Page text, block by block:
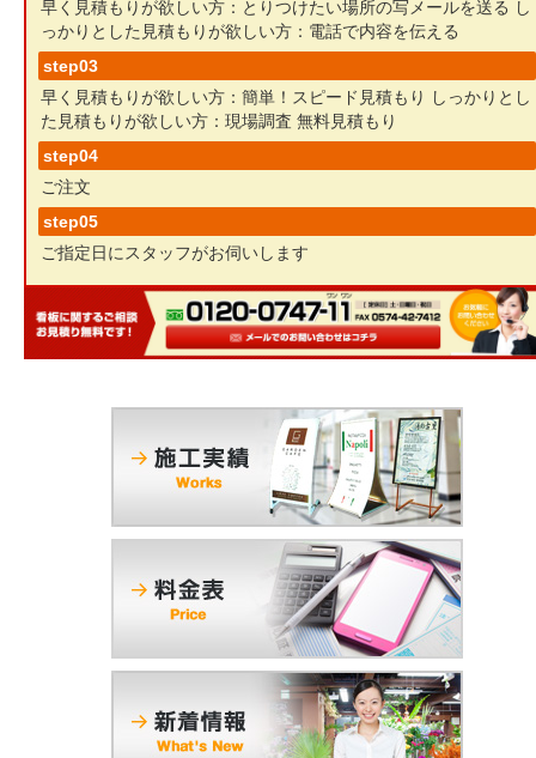
早く見積もりが欲しい方：とりつけたい場所の写メールを送る し
っかりとした見積もりが欲しい方：電話で内容を伝える
step03
早く見積もりが欲しい方：簡単！スピード見積もり
しっかりとし
た見積もりが欲しい方：現場調査 無料見積もり
step04
ご注文
step05
ご指定日にスタッフがお伺いします